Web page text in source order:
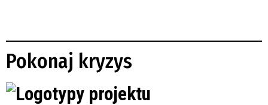
Pokonaj kryzys